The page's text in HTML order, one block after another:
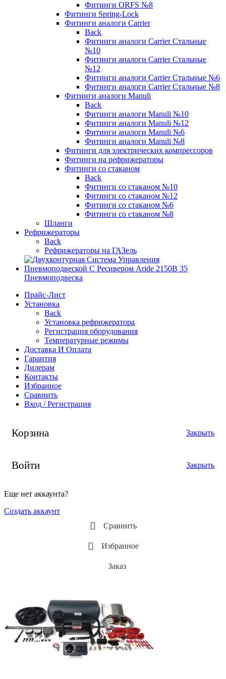
Фитинги ORFS №8
Фитинги Spring-Lock
Фитинги аналоги Carrier
Back
Фитинги аналоги Carrier Стальные
№10
Фитинги аналоги Carrier Стальные
№12
Фитинги аналоги Carrier Стальные №6
Фитинги аналоги Carrier Стальные №8
Фитинги аналоги Manuli
Back
Фитинги аналоги Manuli №10
Фитинги аналоги Manuli №12
Фитинги аналоги Manuli №6
Фитинги аналоги Manuli №8
Фитинги для электрических компрессоров
Фитинги на рефрижераторы
Фитинги со стаканом
Back
Фитинги со стаканом №10
Фитинги со стаканом №12
Фитинги со стаканом №6
Фитинги со стаканом №8
Шланги
Рефрижераторы
Back
Рефрижераторы на ГАЗель
Пневмоподвеска
Прайс-Лист
Установка
Back
Установка рефрижератора
Регистрация оборудования
Температурные режимы
Доставка И Оплата
Гарантия
Дилерам
Контакты
Избранное
Сравнить
Вход / Регистрация
Корзина Закрыть
Войти Закрыть
Еще нет аккаунта?
Создать аккаунт
Сравнить
Избранное
Заказ